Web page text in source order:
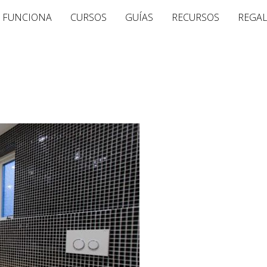
FUNCIONA CURSOS GUÍAS RECURSOS